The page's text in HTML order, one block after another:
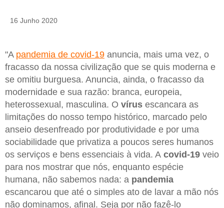
16 Junho 2020
"A pandemia de covid-19 anuncia, mais uma vez, o
fracasso da nossa civilização que se quis moderna e
se omitiu burguesa. Anuncia, ainda, o fracasso da
modernidade e sua razão: branca, europeia,
heterossexual, masculina. O vírus escancara as
limitações do nosso tempo histórico, marcado pelo
anseio desenfreado por produtividade e por uma
sociabilidade que privatiza a poucos seres humanos
os serviços e bens essenciais à vida. A covid-19 veio
para nos mostrar que nós, enquanto espécie
humana, não sabemos nada: a pandemia
escancarou que até o simples ato de lavar a mão nós
não dominamos, afinal. Seja por não fazê-lo